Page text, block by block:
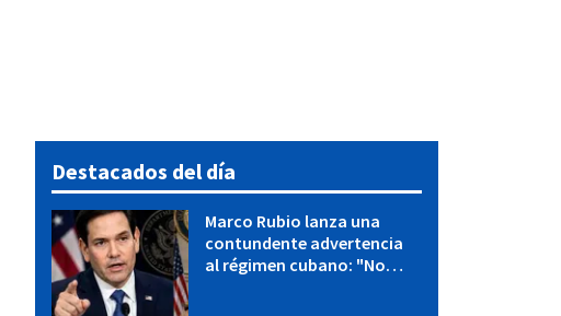
Destacados del día
Marco Rubio lanza una
contundente advertencia
al régimen cubano: "No